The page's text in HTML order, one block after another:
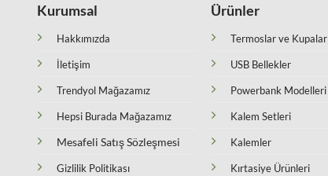
Kurumsal
Hakkımızda
İletişim
Trendyol Mağazamız
Hepsi Burada Mağazamız
Mesafeli Satış Sözleşmesi
Gizlilik Politikası
Ürünler
Termoslar ve Kupalar
USB Bellekler
Powerbank Modelleri
Kalem Setleri
Kalemler
Kırtasiye Ürünleri